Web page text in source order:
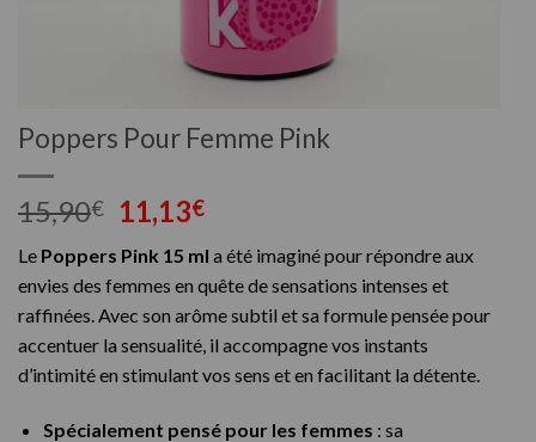
Poppers Pour Femme Pink
15,90€
Le
prix
initial
était :
15,90€.
11,13€Le
actuel
est :
11,13€.
Le Poppers Pink 15 ml a été imaginé pour répondre aux
envies des femmes en quête de sensations intenses et
raffinées. Avec son arôme subtil et sa formule pensée pour
accentuer la sensualité, il accompagne vos instants
d’intimité en stimulant vos sens et en facilitant la détente.
Spécialement pensé pour les femmes : sa